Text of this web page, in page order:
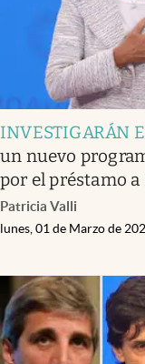
INVESTIGARÁN
un nuevo
por el préstamo
Patricia Valli
lunes, 01 de Marzo de